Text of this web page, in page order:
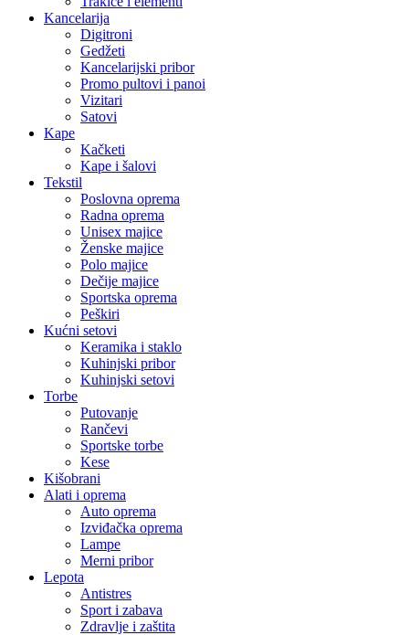
Kancelarija
Digitroni
Gedžeti
Kancelarijski pribor
Promo pultovi i panoi
Vizitari
Satovi
Kape
Kačketi
Kape i šalovi
Tekstil
Poslovna oprema
Radna oprema
Unisex majice
Ženske majice
Polo majice
Dečije majice
Sportska oprema
Peškiri
Kućni setovi
Keramika i staklo
Kuhinjski pribor
Kuhinjski setovi
Torbe
Putovanje
Rančevi
Sportske torbe
Kese
Kišobrani
Alati i oprema
Auto oprema
Izviđačka oprema
Lampe
Merni pribor
Lepota
Antistres
Sport i zabava
Zdravlje i zaštita